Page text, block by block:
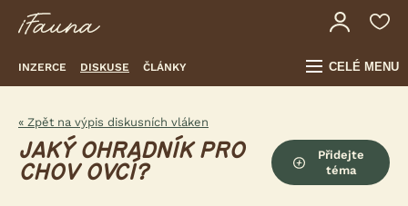
INZERCE DISKUSE ČLÁNKY CELÉ MENU
« Zpět na výpis diskusních vláken
JAKÝ OHRADNÍK PRO
CHOV OVCÍ?
Přidejte
téma